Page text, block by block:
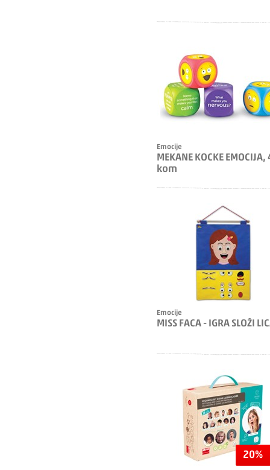
Emocije
MEKANE KOCKE EMOCIJA,
kom
Emocije
MISS FACA - IGRA SLOŽI
20%